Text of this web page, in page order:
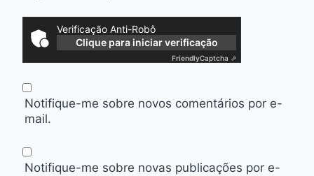
Verificação Anti-Robô
Clique para iniciar verificação
FriendlyCaptcha ⇗
Notifique-me sobre novos comentários por e-
mail.
Notifique-me sobre novas publicações por e-